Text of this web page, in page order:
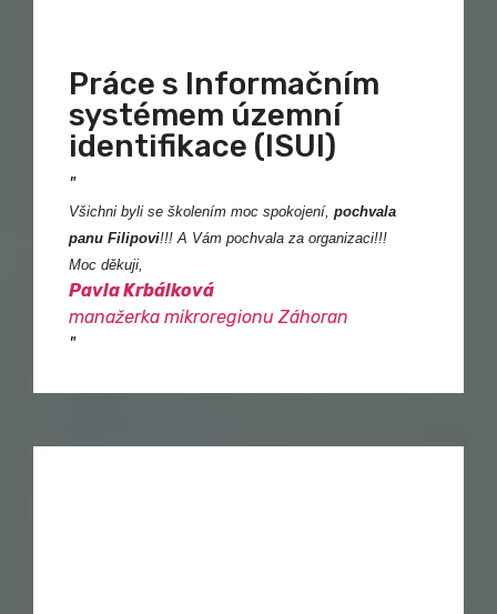
Práce s Informačním
systémem územní
identifikace (ISUI)
"
Všichni byli se školením moc spokojení, pochvala
panu Filipovi!!! A Vám pochvala za organizaci!!!
Moc děkuji,
Pavla Krbálková
manažerka mikroregionu Záhoran
"